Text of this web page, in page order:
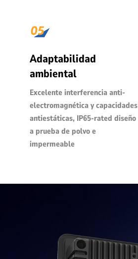
Adaptabilidad
ambiental
Excelente interferencia anti-
electromagnética y capacidades
antiestáticas, IP65-rated diseño
a prueba de polvo e
impermeable